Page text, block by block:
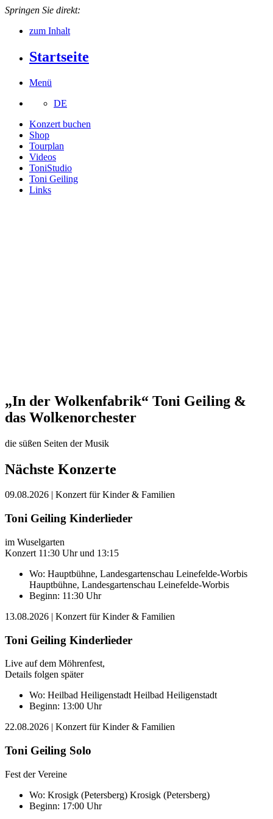
Springen Sie direkt:
zum Inhalt
Startseite
Menü
DE
Konzert buchen
Shop
Tourplan
Videos
ToniStudio
Toni Geiling
Links
„In der Wolkenfabrik“ Toni Geiling &
das Wolkenorchester
die süßen Seiten der Musik
Nächste Konzerte
09.08.2026 | Konzert für Kinder & Familien
Toni Geiling Kinderlieder
im Wuselgarten
Konzert 11:30 Uhr und 13:15
Wo: Hauptbühne, Landesgartenschau Leinefelde-Worbis
Hauptbühne, Landesgartenschau Leinefelde-Worbis
Beginn: 11:30 Uhr
13.08.2026 | Konzert für Kinder & Familien
Toni Geiling Kinderlieder
Live auf dem Möhrenfest,
Details folgen später
Wo: Heilbad Heiligenstadt Heilbad Heiligenstadt
Beginn: 13:00 Uhr
22.08.2026 | Konzert für Kinder & Familien
Toni Geiling Solo
Fest der Vereine
Wo: Krosigk (Petersberg) Krosigk (Petersberg)
Beginn: 17:00 Uhr